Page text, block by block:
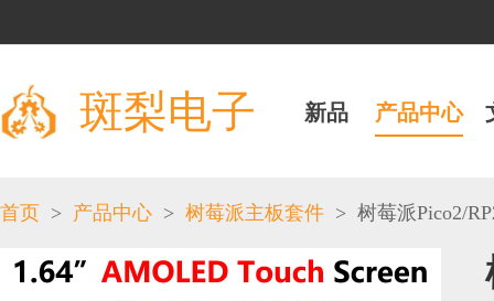
斑梨电子 新品 产品中心
首页 > 产品中心 > 树莓派主板套件 > 树莓派Pico2/